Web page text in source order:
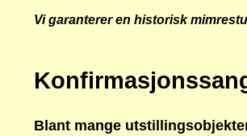
Vi garanterer en historisk
Blant mange